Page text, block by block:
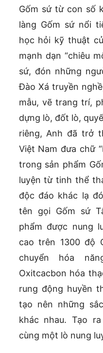
Gốm sứ từ con số
làng Gốm sứ nổi
học hỏi kỹ thuật
mạnh dạn “chiêu
sứ, đón những
Đào Xá truyền
mẫu, vẽ trang trí,
dựng lò, đốt lò,
riêng, Anh đã trở
Việt Nam đưa chữ
trong sản phẩm
luyện từ tinh thể
độc đáo khác lạ
tên gọi Gốm sứ
phẩm được nung
cao trên 1300 độ
chuyển hóa
Oxitcacbon hóa
rung động huyền
tạo nên những
khác nhau. Tạo
cùng một lò nung